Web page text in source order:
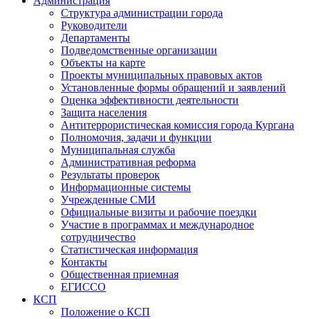
Структура администрации города
Руководители
Департаменты
Подведомственные организации
Объекты на карте
Проекты муниципальных правовых актов
Установленные формы обращений и заявлений
Оценка эффективности деятельности
Защита населения
Антитеррористическая комиссия города Кургана
Полномочия, задачи и функции
Муниципальная служба
Административная реформа
Результаты проверок
Информационные системы
Учрежденные СМИ
Официальные визиты и рабочие поездки
Участие в программах и международное
сотрудничество
Статистическая информация
Контакты
Общественная приемная
ЕГИССО
КСП
Положение о КСП